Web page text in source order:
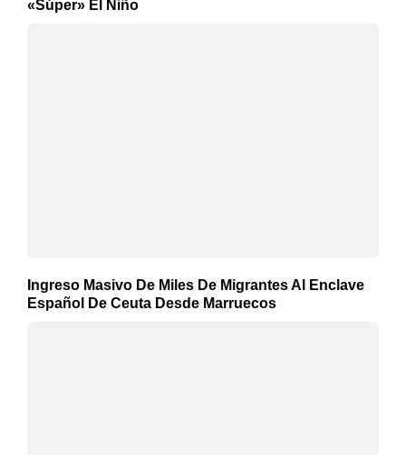
«Súper» El Niño
Ingreso Masivo De Miles De Migrantes Al Enclave
Español De Ceuta Desde Marruecos